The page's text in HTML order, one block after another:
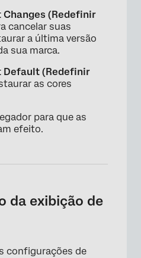
×
×
Changes (Redefinir
cancelar suas
a última versão
sua marca.
Default (Redefinir
as cores
para que as
efeito.
da exibição de
configurações de